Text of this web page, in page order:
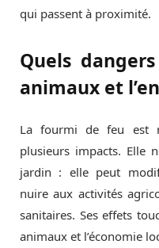
qui passent à proximité.
Quels
animaux et
La fourmi de feu est
plusieurs impacts. Elle
jardin : elle peut
nuire aux activités
sanitaires. Ses effets
animaux et l’économie